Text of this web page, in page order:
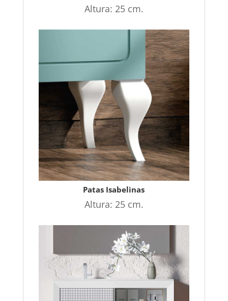
Altura: 25 cm.
Patas Isabelinas
Altura: 25 cm.